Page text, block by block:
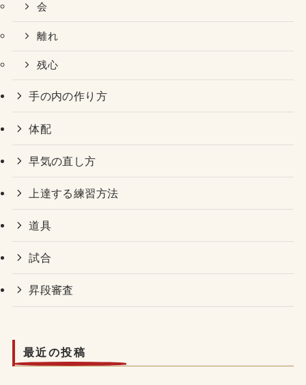
会
離れ
残心
手の内の作り方
体配
早気の直し方
上達する練習方法
道具
試合
昇段審査
最近の投稿